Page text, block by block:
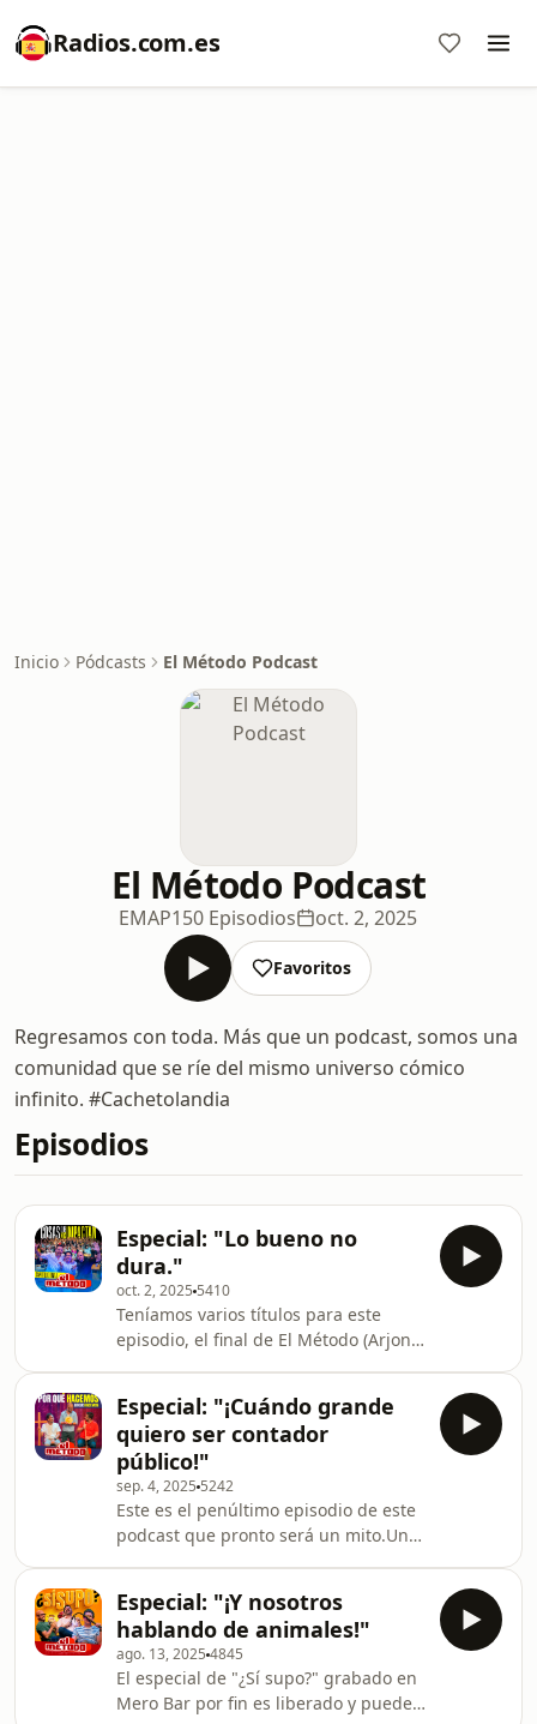
Radios.com.es
Inicio Pódcasts El Método Podcast
El Método Podcast
EMAP150 Episodios oct. 2, 2025
Favoritos
Regresamos con toda. Más que un podcast, somos una
comunidad que se ríe del mismo universo cómico
infinito. #Cachetolandia
Episodios
Especial: "Lo bueno no
dura."
oct. 2, 2025 5410
Teníamos varios títulos para este
episodio, el final de El Método (Arjona)
fin?".Y otro: "No se vienen
cositas".Mejor escogimos uno que
dijera nuestra sensación real: No
sabemos qué nos faltó, pero comedia
no fue. Este no es un adiós, porque
los cachetones y cachetonas son una
comunidad que por cosas de la
coincidencia, se encontra
Especial: "¡Cuándo grande
quiero ser contador
público!"
sep. 4, 2025 5242
Este es el penúltimo episodio de este
podcast que pronto será un mito.Un
hablamos de por qué hacemos lo que
hacemos. Un saludo a los contadores
públicos, esperamos que no se
ofendan, pues todo es dicho desde el
más amplio respeto.
Especial: "¡Y nosotros
hablando de animales!"
ago. 13, 2025 4845
El especial de "¿Sí supo?" grabado en
Mero Bar por fin es liberado y puede